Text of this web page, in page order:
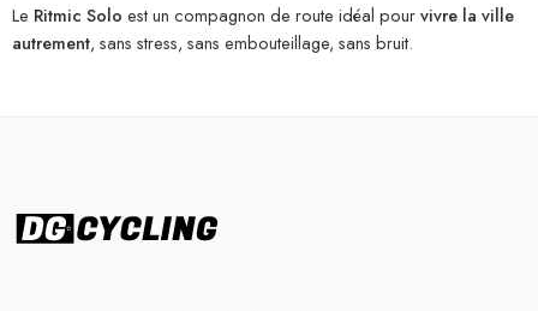
Le Ritmic Solo est un compagnon de route idéal pourvivre la ville
autrement, sans stress, sans embouteillage, sans bruit.